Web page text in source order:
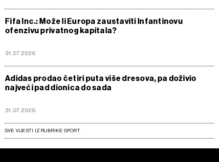
Fifa Inc.: Može li Europa zaustaviti Infantinovu
ofenzivu privatnog kapitala?
31.07.2026
Adidas prodao četiri puta više dresova, pa doživio
najveći pad dionica do sada
31.07.2026
SVE VIJESTI IZ RUBRIKE SPORT